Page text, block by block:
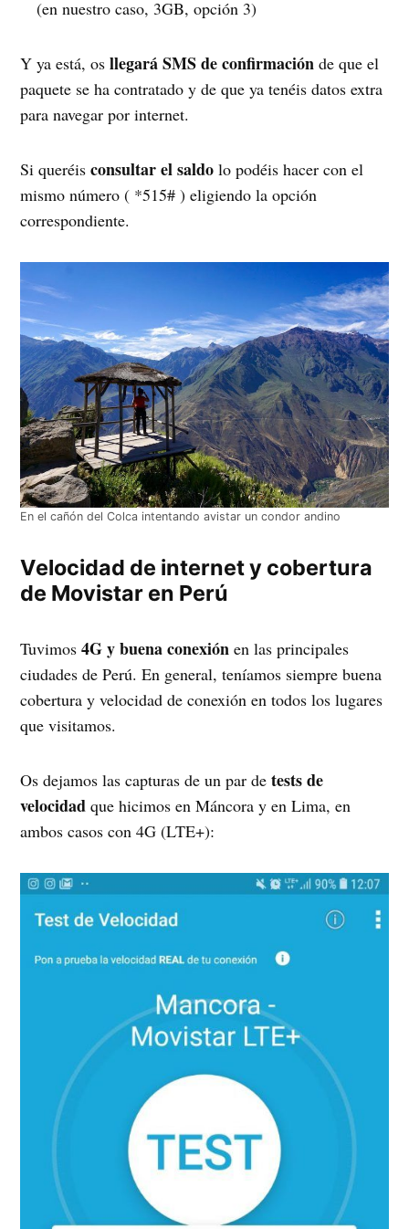
(en nuestro caso, 3GB, opción 3)
Y ya está, osllegará SMS de confirmación de que el
paquete se ha contratado y de que ya tenéis datos extra
para navegar por internet.
Si queréisconsultar el saldo lo podéis hacer con el
mismo número ( *515# ) eligiendo la opción
correspondiente.
En el cañón del Colca intentando avistar un condor andino
Velocidad de internet y cobertura
de Movistar en Perú
Tuvimos4G y buena conexión en las principales
ciudades de Perú. En general, teníamos siempre buena
cobertura y velocidad de conexión en todos los lugares
que visitamos.
Os dejamos las capturas de un par detests de
velocidad que hicimos en Máncora y en Lima, en
ambos casos con 4G (LTE+):